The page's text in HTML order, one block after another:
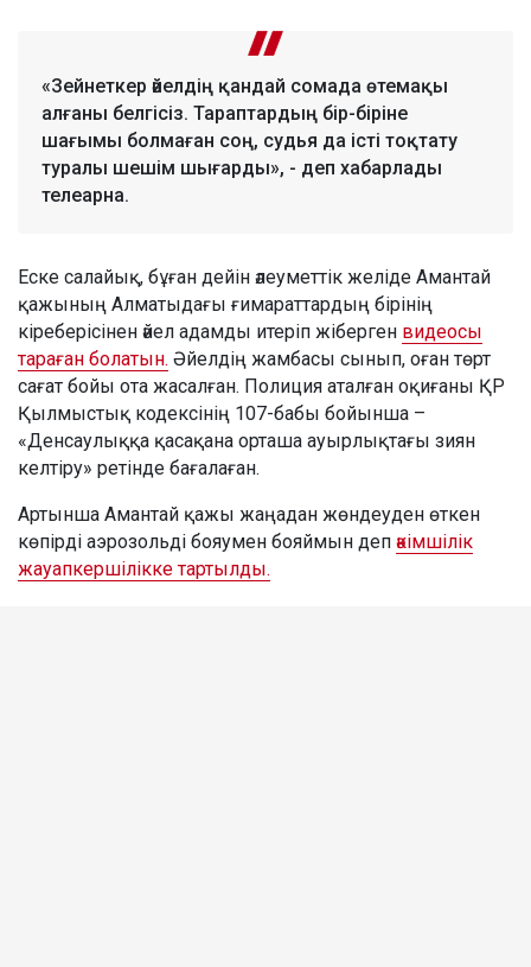
«Зейнеткер әйелдің қандай сомада өтемақы
алғаны белгісіз. Тараптардың бір-біріне
шағымы болмаған соң, судья да істі тоқтату
туралы шешім шығарды», - деп хабарлады
телеарна.
Еске салайық, бұған дейін әлеуметтік желіде Амантай
қажының Алматыдағы ғимараттардың бірінің
кіреберісінен әйел адамды итеріп жіберген видеосы
тараған болатын. Әйелдің жамбасы сынып, оған төрт
сағат бойы ота жасалған. Полиция аталған оқиғаны ҚР
Қылмыстық кодексінің 107-бабы бойынша –
«Денсаулыққа қасақана орташа ауырлықтағы зиян
келтіру» ретінде бағалаған.
Артынша Амантай қажы жаңадан жөндеуден өткен
көпірді аэрозольді бояумен бояймын деп әкімшілік
жауапкершілікке тартылды.